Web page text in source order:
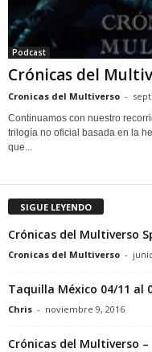
Podcast
Crónicas del
Cronicas del Multiverso -
Continuamos con nuestro
trilogía no oficial basada en la
que...
SIGUE LEYENDO
Crónicas del Multiverso
Cronicas del Multiverso -
Taquilla México 04/11 al
Chris - noviembre 9, 2016
Crónicas del Multiverso